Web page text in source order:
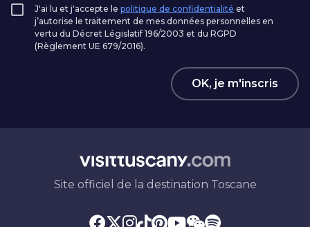
J'ai lu et j'accepte le politique de confidentialité et
j’autorise le traitement de mes données personnelles en
vertu du Décret Législatif 196/2003 et du RGPD
(Règlement UE 679/2016).
OK, je m'inscris
Site officiel de la destination Toscane